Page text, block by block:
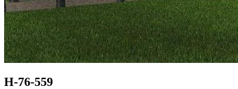
Н-76-559